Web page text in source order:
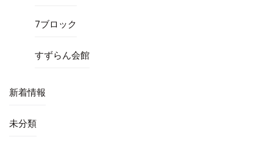
7ブロック
すずらん会館
新着情報
未分類